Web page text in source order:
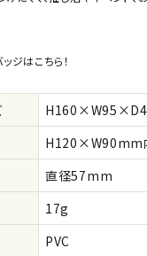
ジはこちら！
H120×W90mm
直径57mm
17g
PVC